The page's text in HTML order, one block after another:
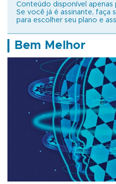
Conteúdo disponível apenas
Se você já é assinante, faça
para escolher seu plano e
Bem Melhor